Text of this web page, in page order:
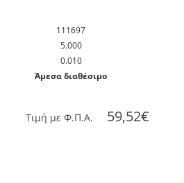
111697
5.000
0.010
Άμεσα διαθέσιμο
Tιμή με Φ.Π.Α. 59,52€